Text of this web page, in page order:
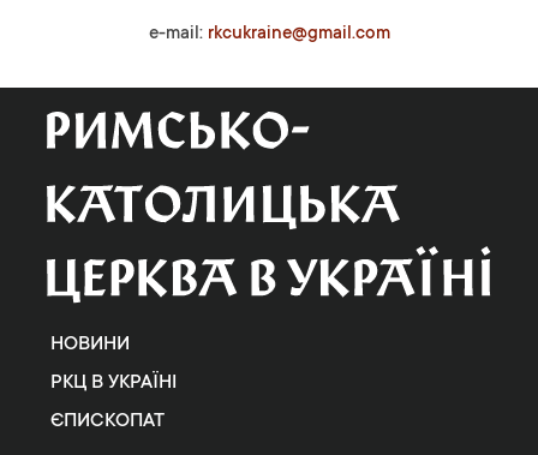
e-mail: rkcukraine@gmail.com
НОВИНИ
РКЦ В УКРАЇНІ
ЄПИСКОПАТ